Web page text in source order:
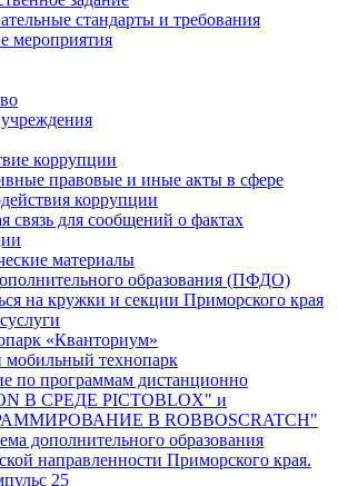
стандарты и требования
мероприятия
коррупции
правовые и иные акты в сфере
коррупции
связь для сообщений о фактах
материалы
образования (ПФДО)
на кружки и секции Приморского края
«Кванториум»
мобильный технопарк
по программам дистанционно
В СРЕДЕ PICTOBLOX" и
В ROBBOSCRATCH"
дополнительного образования
направленности Приморского края.
25